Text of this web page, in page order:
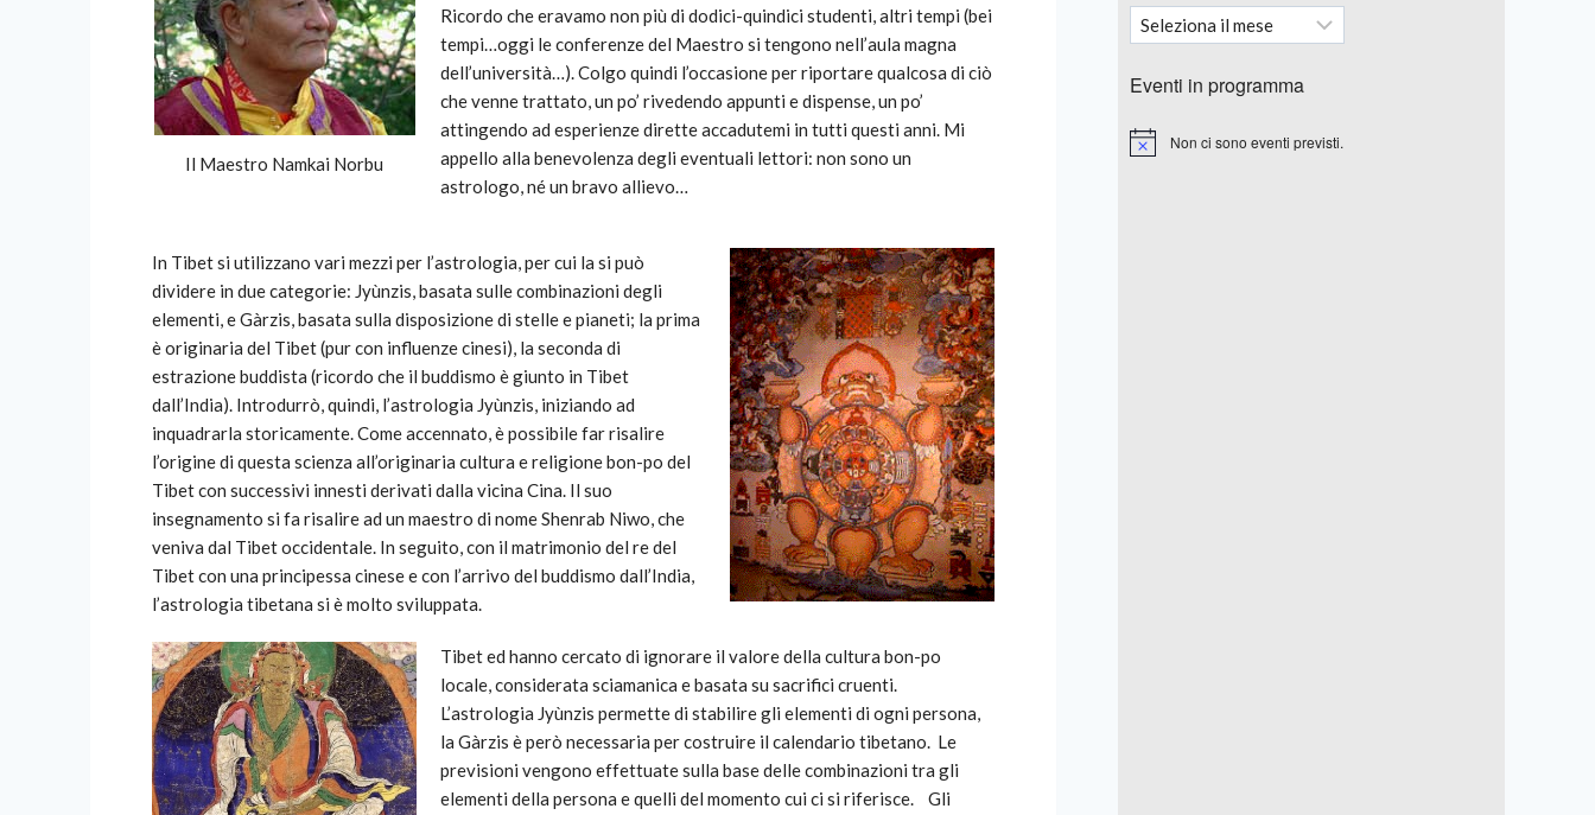
Il Maestro Namkai Norbu
Ricordo che eravamo non più di dodici-quindici studenti, altri tempi (bei
tempi…oggi le conferenze del Maestro si tengono nell’aula magna
dell’università…). Colgo quindi l’occasione per riportare qualcosa di ciò
che venne trattato, un po’ rivedendo appunti e dispense, un po’
attingendo ad esperienze dirette accadutemi in tutti questi anni. Mi
appello alla benevolenza degli eventuali lettori: non sono un
astrologo, né un bravo allievo…
In Tibet si utilizzano vari mezzi per l’astrologia, per cui la si può
dividere in due categorie: Jyùnzis, basata sulle combinazioni degli
elementi, e Gàrzis, basata sulla disposizione di stelle e pianeti; la prima
è originaria del Tibet (pur con influenze cinesi), la seconda di
estrazione buddista (ricordo che il buddismo è giunto in Tibet
dall’India). Introdurrò, quindi, l’astrologia Jyùnzis, iniziando ad
inquadrarla storicamente. Come accennato, è possibile far risalire
l’origine di questa scienza all’originaria cultura e religione bon-po del
Tibet con successivi innesti derivati dalla vicina Cina. Il suo
insegnamento si fa risalire ad un maestro di nome Shenrab Niwo, che
veniva dal Tibet occidentale. In seguito, con il matrimonio del re del
Tibet con una principessa cinese e con l’arrivo del buddismo dall’India,
l’astrologia tibetana si è molto sviluppata.
Tibet ed hanno cercato di ignorare il valore della cultura bon-po
locale, considerata sciamanica e basata su sacrifici cruenti.
L’astrologia Jyùnzis permette di stabilire gli elementi di ogni persona,
la Gàrzis è però necessaria per costruire il calendario tibetano. Le
previsioni vengono effettuate sulla base delle combinazioni tra gli
elementi della persona e quelli del momento cui ci si riferisce. Gli
Eventi in programma
Notice Non ci sono eventi previsti.